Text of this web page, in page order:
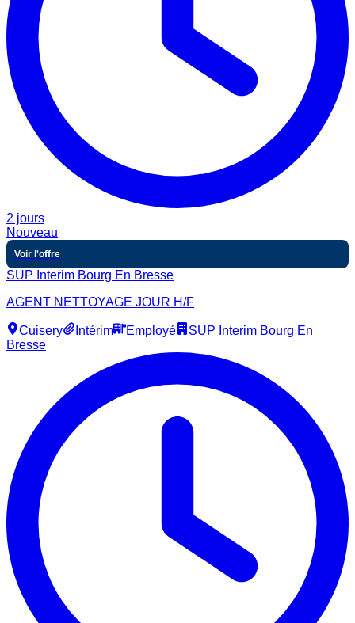
2 jours
Nouveau
Voir l'offre
SUP Interim Bourg En Bresse
AGENT NETTOYAGE JOUR H/F
Cuisery Intérim Employé
SUP Interim Bourg En
Bresse